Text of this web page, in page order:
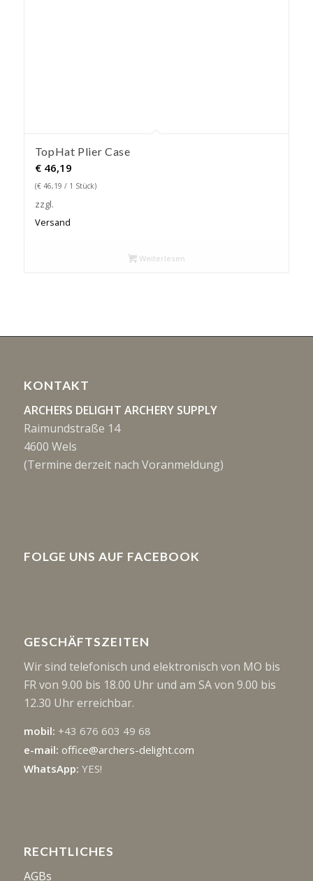
TopHat Plier Case
€46,19
(€46,19 / 1 Stück)
zzgl.
Versand
Weiterlesen
KONTAKT
ARCHERS DELIGHT ARCHERY SUPPLY
Raimundstraße 14
4600 Wels
(Termine derzeit nach Voranmeldung)
FOLGE UNS AUF FACEBOOK
GESCHÄFTSZEITEN
Wir sind telefonisch und elektronisch von MO bis
FR von 9.00 bis 18.00 Uhr und am SA von 9.00 bis
12.30 Uhr erreichbar.
mobil: +43 676 603 49 68
e-mail: office@archers-delight.com
WhatsApp: YES!
RECHTLICHES
AGBs